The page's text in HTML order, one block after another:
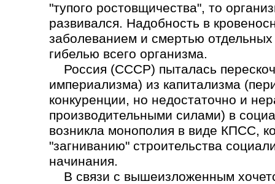
"тупого ростовщичества", то
развивался. Надобность в
заболеванием и смертью отдельных
гибелью всего организма.
Россия (СССР) пыталась
империализма) из капитализма
конкуренции, но недостаточно и
производительными силами) в
возникла монополия в виде КПСС,
"загниванию" строительства
начинания.
В связи с вышеизложенным